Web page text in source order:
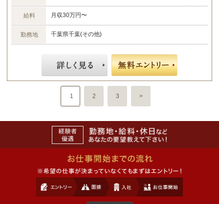
運営事業所建設工事における施工管理業務 ・現場管理全
般（原価、工程、安全、品質） ・予算管理、施工計画 ・
現場工事の取りまとめ ・書類作成 など ☆あなたのご経
験やスキルに合わせた業務をお任せします☆
給料 月収30万円〜
勤務地 千葉県千葉(その他)
1 2 3 >